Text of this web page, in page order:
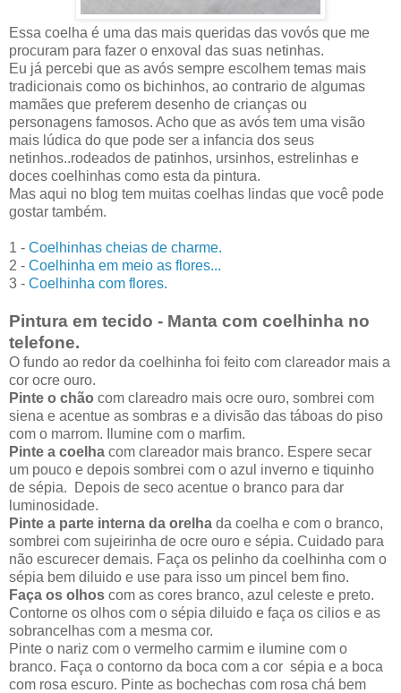
Essa coelha é uma das mais queridas das vovós que me
procuram para fazer o enxoval das suas netinhas.
Eu já percebi que as avós sempre escolhem temas mais
tradicionais como os bichinhos, ao contrario de algumas
mamães que preferem desenho de crianças ou
personagens famosos. Acho que as avós tem uma visão
mais lúdica do que pode ser a infancia dos seus
netinhos..rodeados de patinhos, ursinhos, estrelinhas e
doces coelhinhas como esta da pintura.
Mas aqui no blog tem muitas coelhas lindas que você pode
gostar também.
1 - Coelhinhas cheias de charme.
2 - Coelhinha em meio as flores...
3 - Coelhinha com flores.
Pintura em tecido - Manta com coelhinha no
telefone.
O fundo ao redor da coelhinha foi feito com clareador mais a
cor ocre ouro.
Pinte o chão com clareadro mais ocre ouro, sombrei com
siena e acentue as sombras e a divisão das táboas do piso
com o marrom. Ilumine com o marfim.
Pinte a coelha com clareador mais branco. Espere secar
um pouco e depois sombrei com o azul inverno e tiquinho
de sépia. Depois de seco acentue o branco para dar
luminosidade.
Pinte a parte interna da orelha da coelha e com o branco,
sombrei com sujeirinha de ocre ouro e sépia. Cuidado para
não escurecer demais. Faça os pelinho da coelhinha com o
sépia bem diluido e use para isso um pincel bem fino.
Faça os olhos com as cores branco, azul celeste e preto.
Contorne os olhos com o sépia diluido e faça os cilios e as
sobrancelhas com a mesma cor.
Pinte o nariz com o vermelho carmim e ilumine com o
branco. Faça o contorno da boca com a cor sépia e a boca
com rosa escuro. Pinte as bochechas com rosa chá bem